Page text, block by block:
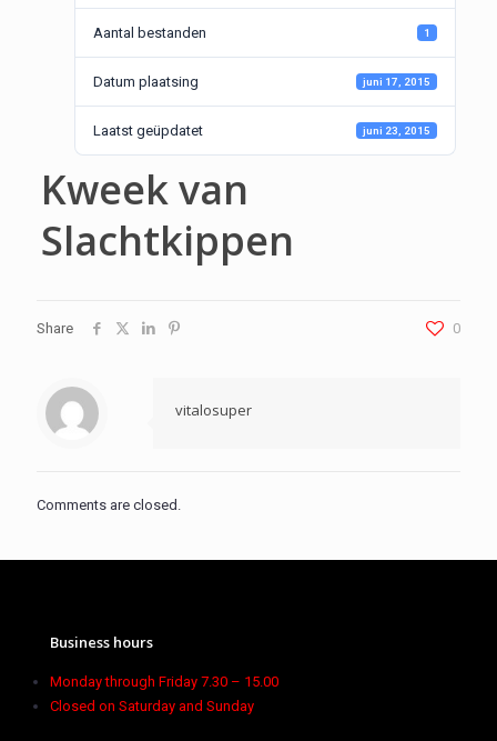
Aantal bestanden 1
Datum plaatsing juni 17, 2015
Laatst geüpdatet juni 23, 2015
Kweek van
Slachtkippen
Share 0
vitalosuper
Comments are closed.
Business hours
Monday through Friday 7.30 – 15.00
Closed on Saturday and Sunday